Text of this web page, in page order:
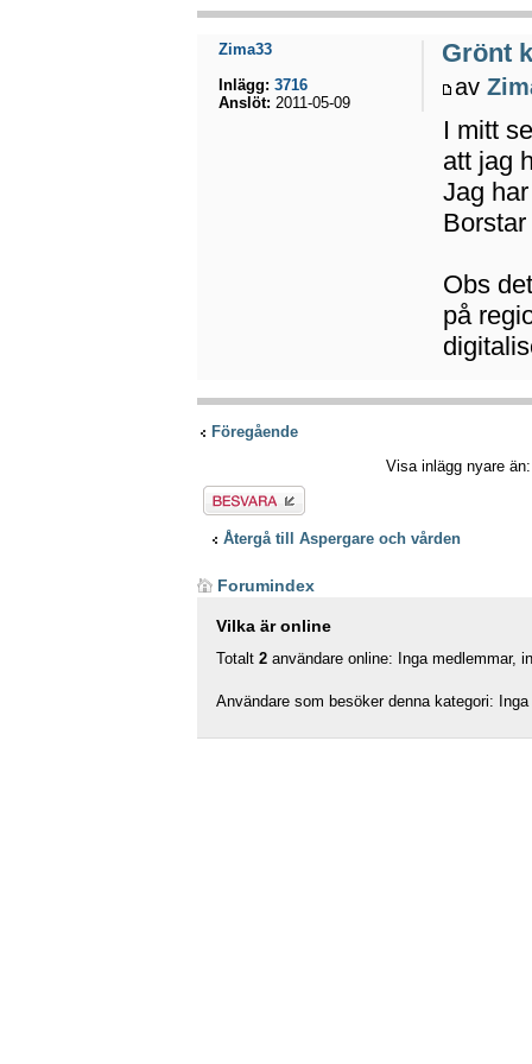
Grönt
av
I mitt
att jag
Jag
Obs
på
Zima33
Inlägg: 3716
Anslöt: 2011-05-09
Föregående
Visa inlägg nyare
Besvara
Återgå till Aspergare och vården
Forumindex
Vilka är online
Totalt 2 användare online: Inga medlemmar,
Användare som besöker denna kategori: